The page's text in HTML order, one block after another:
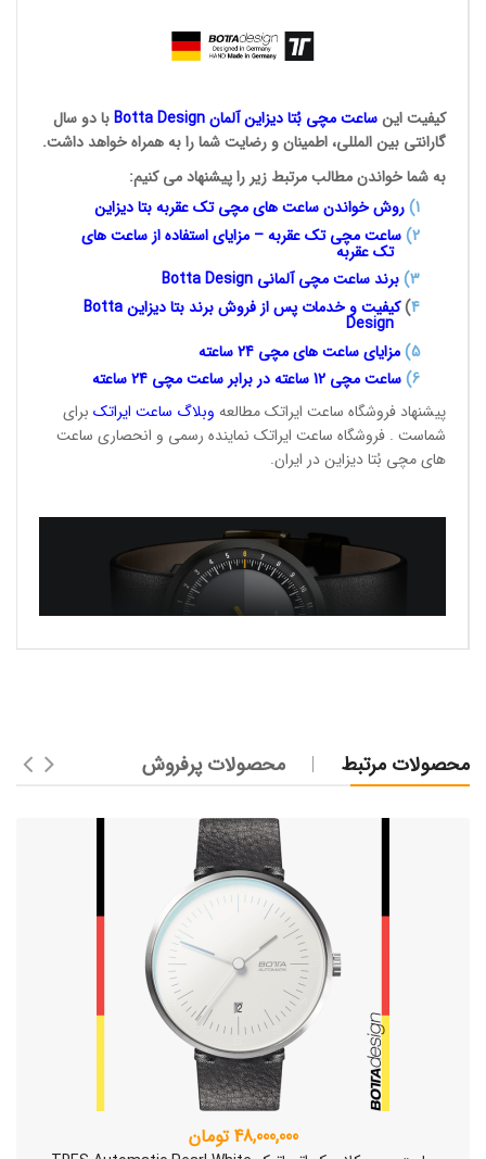
کیفیت اینساعت مچی بُتادیزاین آلمانBotta Designبا دو سال
گارانتی بین المللی، اطمینان و رضایت شما را به همراه خواهد داشت.
به شما خواندن مطالب مرتبط زیر را پیشنهاد می کنیم:
1
)روش خواندن ساعت های مچی تکعقربه بتا دیزاین
2) ساعت مچی تک عقربه – مزایای استفاده از ساعت های
تک عقربه
3
)برند ساعت مچی آلمانی Botta Design
4
)کیفیت و خدمات پس از فروش برند بتا دیزاینBotta
Design
5) مزایای ساعت های مچی 24
ساعته
6) ساعت مچی 12 ساعته در برابر ساعت
مچی 24 ساعته
پیشنهاد فروشگاه ساعت ایراتک مطالعه وبلاگ ساعت ایراتک برای
شماست . فروشگاه ساعت ایراتک نماینده رسمی و انحصاری ساعت
های مچی بُتا دیزاین در ایران.
محصولات مرتبط محصولات پرفروش
48,000,000 تومان